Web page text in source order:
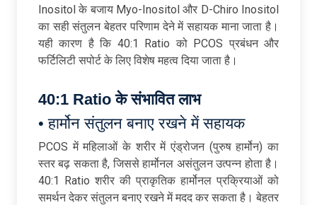
Inositol के बजाय Myo-Inositol और D-Chiro Inositol
का सही संतुलन बेहतर परिणाम देने में सहायक माना जाता है।
यही कारण है कि 40:1 Ratio को PCOS प्रबंधन और
फर्टिलिटी सपोर्ट के लिए विशेष महत्व दिया जाता है।
40:1 Ratio के संभावित लाभ
• हार्मोन संतुलन बनाए रखने में सहायक
PCOS में महिलाओं के शरीर में एंड्रोजन (पुरुष हार्मोन) का
स्तर बढ़ सकता है, जिससे हार्मोनल असंतुलन उत्पन्न होता है।
40:1 Ratio शरीर की प्राकृतिक हार्मोनल प्रक्रियाओं को
समर्थन देकर संतुलन बनाए रखने में मदद कर सकता है। बेहतर